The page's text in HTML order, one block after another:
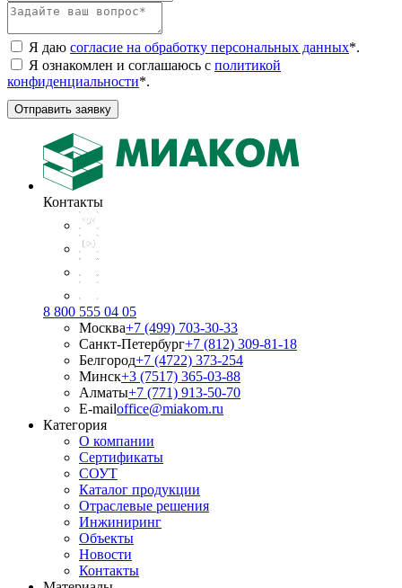
Я даю согласие на обработку персональных данных*.
Я ознакомлен и соглашаюсь с политикой
конфиденциальности*.
Отправить заявку
Контакты
8 800 555 04 05
Москва+7 (499) 703-30-33
Санкт-Петербург+7 (812) 309-81-18
Белгород+7 (4722) 373-254
Минск+3 (7517) 365-03-88
Алматы+7 (771) 913-50-70
E-mailoffice@miakom.ru
Категория
О компании
Сертификаты
СОУТ
Каталог продукции
Отраслевые решения
Инжиниринг
Объекты
Новости
Контакты